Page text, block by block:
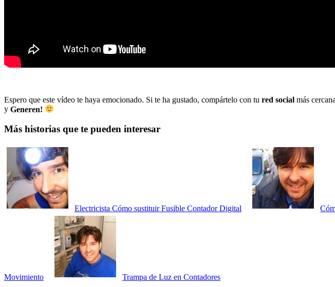
Espero que este vídeo te haya emocionado. Si te ha gustado, compártelo con tu red social más
y Generen!
Más historias que te pueden interesar
Electricista Cómo sustituir Fusible Contador Digital
Movimiento Trampa de Luz en Contadores